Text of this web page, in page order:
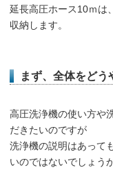
延長高圧ホース10ｍは
収納します。
まず、全体をどう
高圧洗浄機の使い方や
だきたいのですが
洗浄機の説明はあって
いのではないでしょう